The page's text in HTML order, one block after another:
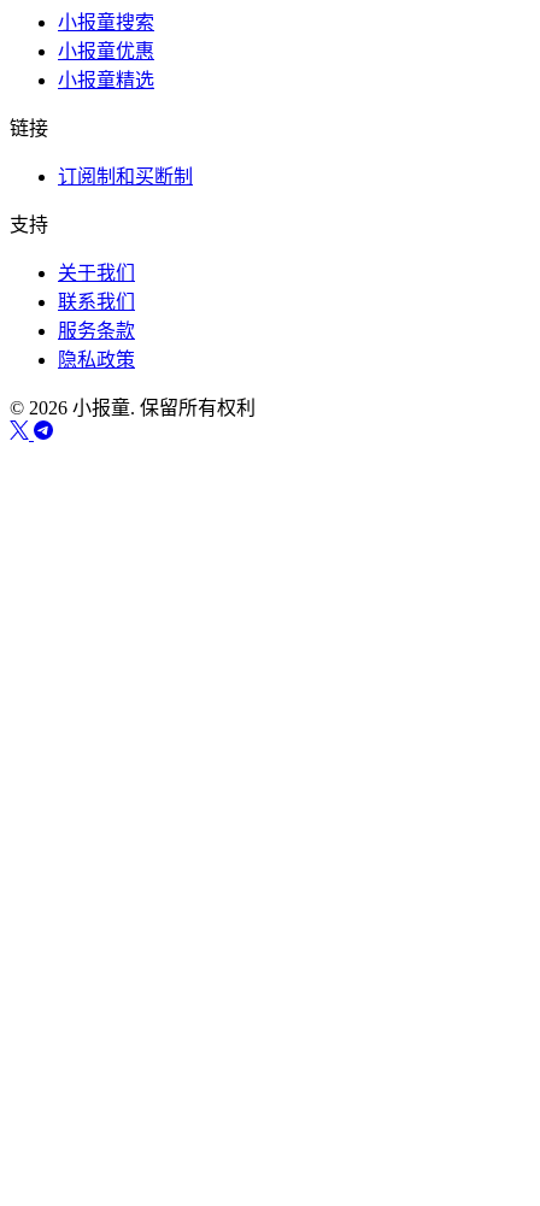
小报童搜索
小报童优惠
小报童精选
链接
订阅制和买断制
支持
关于我们
联系我们
服务条款
隐私政策
© 2026 小报童. 保留所有权利